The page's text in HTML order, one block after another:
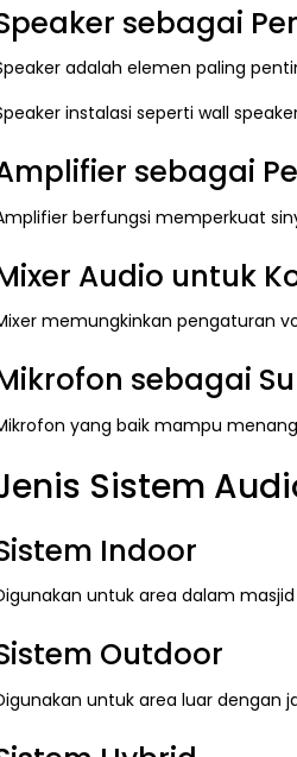
sebagai
adalah elemen paling
instalasi seperti wall
sebagai
berfungsi memperkuat
Audio untuk
memungkinkan pengaturan
sebagai
yang baik mampu
Sistem
Indoor
untuk area dalam
Outdoor
untuk area luar dengan